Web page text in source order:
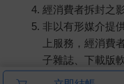
經消費者拆封之
非以有形媒介提
上服務，經消費
子雜誌、下載版
已拆封之個人衛